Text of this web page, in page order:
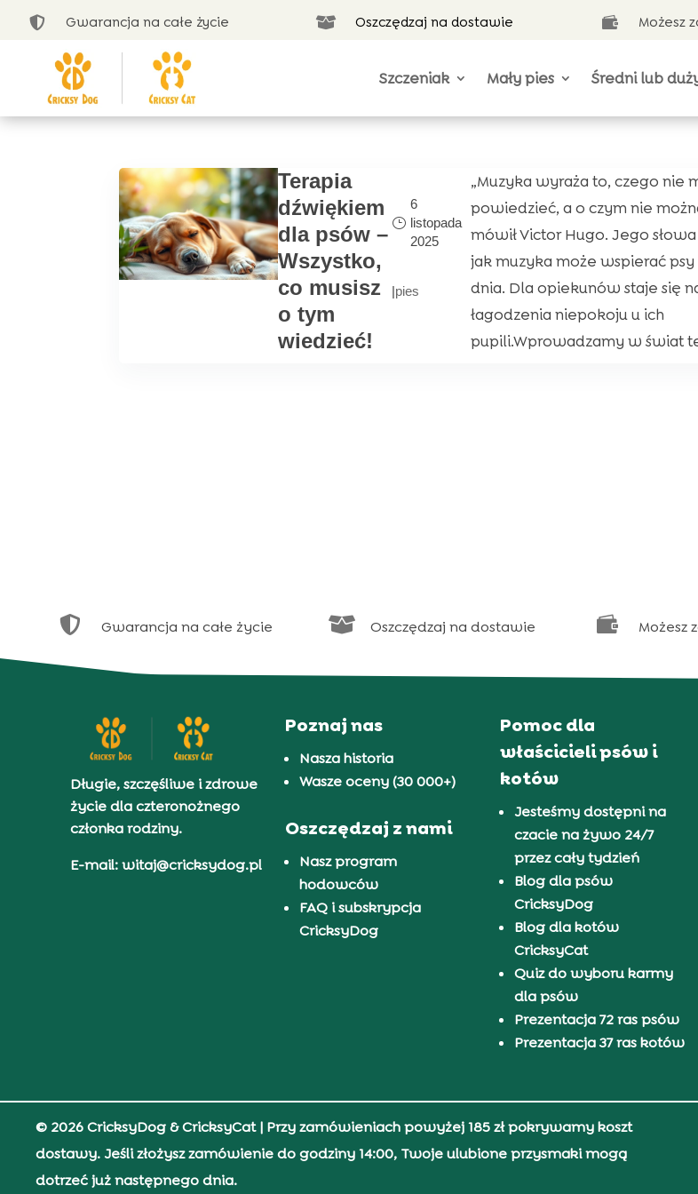
 Gwarancja na całe życie  Oszczędzaj na dostawie  Możesz
Szczeniak Mały pies Średni lub
Terapia
dźwiękiem
dla psów –
Wszystko,
co musisz
o tym
wiedzieć!
6
listopada
2025
|pies
„Muzyka wyraża to, czego nie
powiedzieć, a o czym nie
mówił Victor Hugo. Jego
jak muzyka może wspierać
dnia. Dla opiekunów staje się
łagodzenia niepokoju u ich
pupili.Wprowadzamy w świat
 Gwarancja na całe życie  Oszczędzaj na dostawie  Możesz
Długie, szczęśliwe i zdrowe
życie dla czteronożnego
członka rodziny.
E-mail: witaj@cricksydog.pl
Poznaj nas
Nasza historia
Wasze oceny (30 000+)
Oszczędzaj z nami
Nasz program
hodowców
FAQ i subskrypcja
CricksyDog
Pomoc dla
właścicieli psów i
kotów
Jesteśmy dostępni na
czacie na żywo 24/7
przez cały tydzień
Blog dla psów
CricksyDog
Blog dla kotów
CricksyCat
Quiz do wyboru karmy
dla psów
Prezentacja 72 ras psów
Prezentacja 37 ras kotów
© 2026 CricksyDog & CricksyCat| Przy zamówieniach powyżej 185 zł pokrywamy koszt
dostawy. Jeśli złożysz zamówienie do godziny 14:00, Twoje ulubione przysmaki mogą
dotrzeć już następnego dnia.